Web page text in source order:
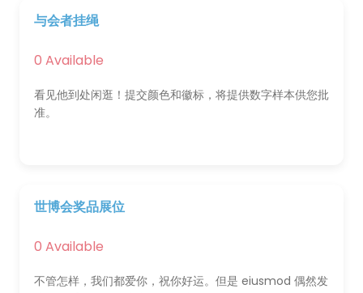
与会者挂绳
0 Available
看见他到处闲逛！提交颜色和徽标，将提供数字样本供您批
准。
世博会奖品展位
0 Available
不管怎样，我们都爱你，祝你好运。但是 eiusmod 偶然发